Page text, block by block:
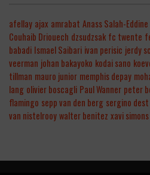
afellay ajax amrabat Anass Salah-Eddine
Couhaib Driouech dzsudzsak fc twente
babadi Ismael Saibari ivan perisic jerdy
veerman johan bakayoko kodai sano
tillman mauro junior memphis depay
lang olivier boscagli Paul Wanner peter
flamingo sepp van den berg sergino dest
van nistelrooywalter benitez xavi simons